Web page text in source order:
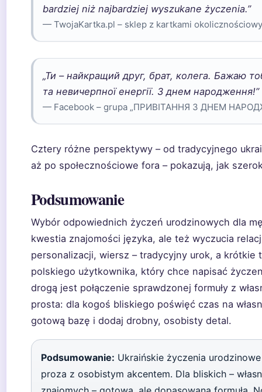
bardziej niż najbardziej wyszukane życzenia.”
— TwojaKartka.pl – sklep z kartkami
„Ти – найкращий друг, брат, колега. Бажаю
та невичерпної енергії. З днем народження!”
— Facebook – grupa „ПРИВІТАННЯ З ДНЕМ
Cztery różne perspektywy – od tradycyjnego
aż po społecznościowe fora – pokazują, jak
Podsumowanie
Wybór odpowiednich życzeń urodzinowych dla
kwestia znajomości języka, ale też wyczucia
personalizacji, wiersz – tradycyjny urok, a
polskiego użytkownika, który chce napisać
drogą jest połączenie sprawdzonej formuły z
prosta: dla kogoś bliskiego poświęć czas na
gotową bazę i dodaj drobny, osobisty detal.
Podsumowanie: Ukraińskie życzenia
proza z osobistym akcentem. Dla bliskich –